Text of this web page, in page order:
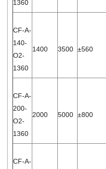
1360
CF-A-
140-
O2-
1360
1400 3500 ±560
CF-A-
200-
O2-
1360
2000 5000 ±800
CF-A-